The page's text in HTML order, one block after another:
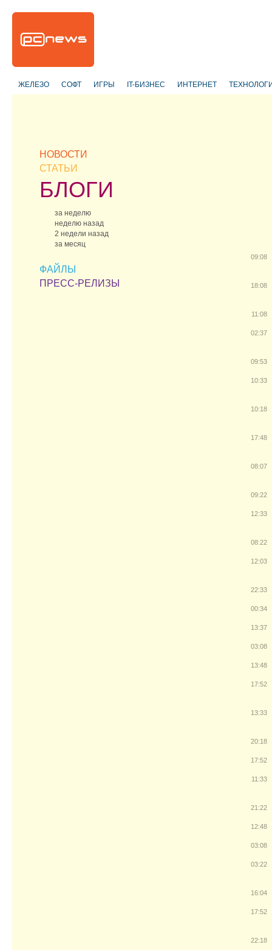
ЖЕЛЕЗО СОФТ ИГРЫ IT-БИЗНЕС ИНТЕРНЕТ
НОВОСТИ
СТАТЬИ
БЛОГИ
за неделю
неделю назад
2 недели назад
за месяц
ФАЙЛЫ
ПРЕСС-РЕЛИЗЫ
09:08
18:08
11:08
02:37
09:53
10:33
10:18
17:48
08:07
09:22
12:33
08:22
12:03
22:33
00:34
13:37
03:08
13:48
17:52
13:33
20:18
17:52
11:33
21:22
12:48
03:08
03:22
16:04
17:52
22:18